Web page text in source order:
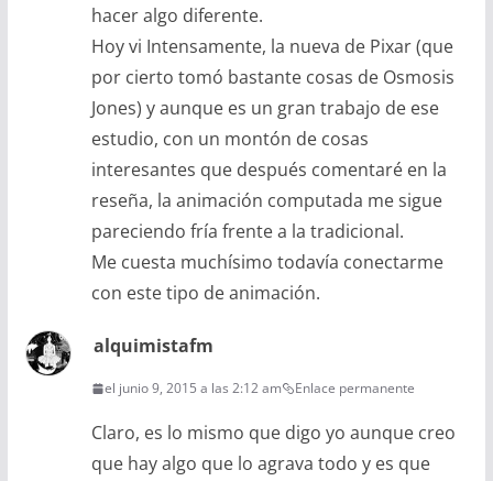
hacer algo diferente.
Hoy vi Intensamente, la nueva de Pixar (que
por cierto tomó bastante cosas de Osmosis
Jones) y aunque es un gran trabajo de ese
estudio, con un montón de cosas
interesantes que después comentaré en la
reseña, la animación computada me sigue
pareciendo fría frente a la tradicional.
Me cuesta muchísimo todavía conectarme
con este tipo de animación.
alquimistafm
el junio 9, 2015 a las 2:12 am Enlace permanente
Claro, es lo mismo que digo yo aunque creo
que hay algo que lo agrava todo y es que